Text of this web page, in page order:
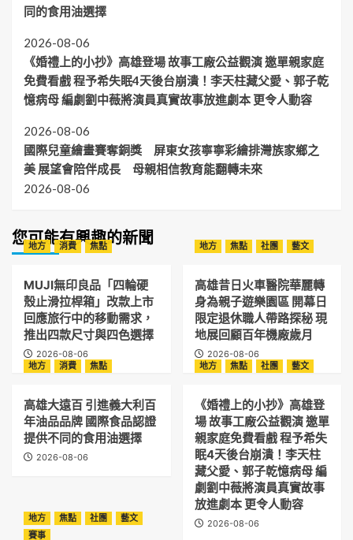
同的食用油選擇
2026-08-06
《婚禮上的小抄》高雄登場 故事工廠公益觀演 邀單親家庭
免費看戲 程予希失眠4天後台崩潰！李天柱藏父愛、郭子乾
憶病母 編劇劉中薇將演員真實故事放進劇本 更令人動容
2026-08-06
國際兒童繪畫賽奪銅獎 屏東女孩寧寧彩繪排灣族家鄉之
美 展望會陪伴成長 母親相信教育能翻轉未來
2026-08-06
您可能有興趣的新聞
地方 消費 焦點
MUJI無印良品「四輪硬
殼止滑拉桿箱」改款上市
回應旅行中的移動需求，
推出四款尺寸與四色選擇
2026-08-06
地方 焦點 社團 藝文
高雄昔日火車醫院華麗轉
身為親子遊樂園區 開幕日
限定退休職人帶路探秘 現
地展回顧百年機廠歲月
2026-08-06
地方
消費 焦點
高雄大遠百 引進義大利百
年油品品牌 國際食品認證
提供不同的食用油選擇
2026-08-06
地方 焦點 社團 藝文
《婚禮上的小抄》高雄登
場 故事工廠公益觀演 邀單
親家庭免費看戲 程予希失
眠4天後台崩潰！李天柱
藏父愛、郭子乾憶病母 編
劇劉中薇將演員真實故事
放進劇本 更令人動容
2026-08-06
地方 焦點 社團
藝文
賽事